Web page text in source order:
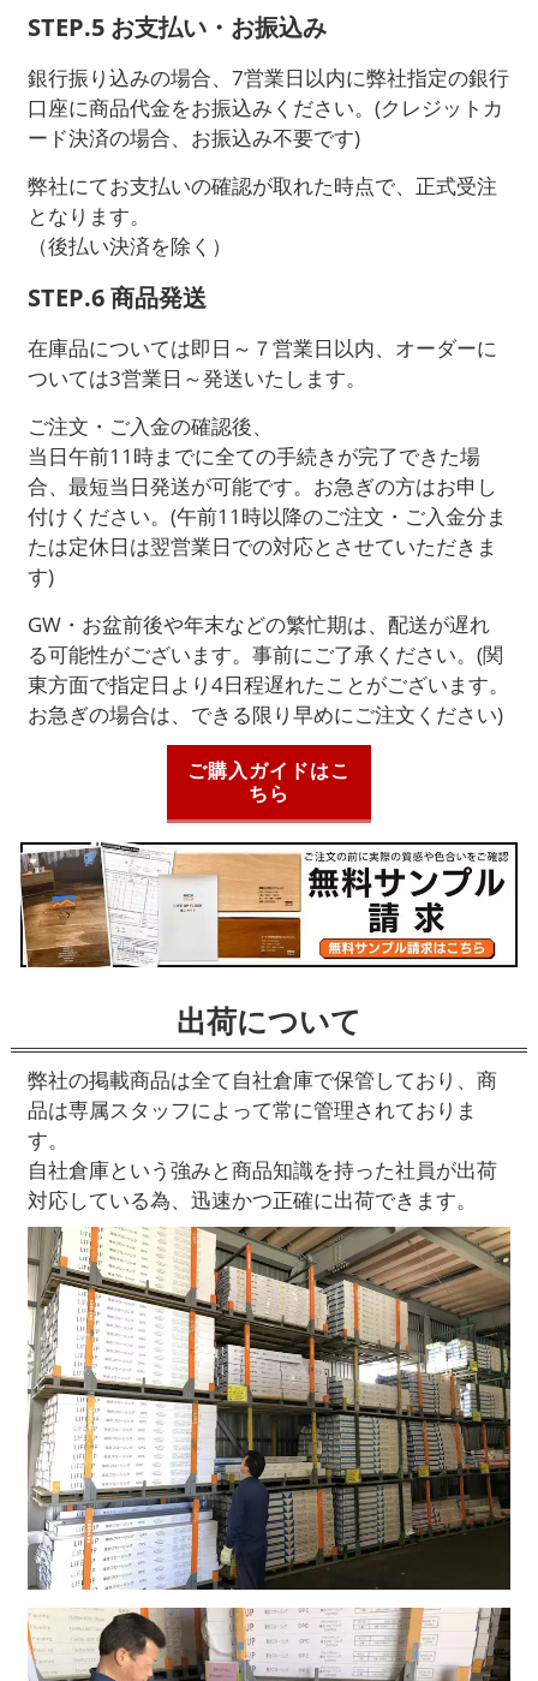
STEP.5 お支払い・お振込み
銀行振り込みの場合、7営業日以内に弊社指定の銀行
口座に商品代金をお振込みください。(クレジットカ
ード決済の場合、お振込み不要です)
弊社にてお支払いの確認が取れた時点で、正式受注
となります。
（後払い決済を除く）
STEP.6 商品発送
在庫品については即日～７営業日以内、オーダーに
ついては3営業日～発送いたします。
ご注文・ご入金の確認後、
当日午前11時までに全ての手続きが完了できた場
合、最短当日発送が可能です。お急ぎの方はお申し
付けください。(午前11時以降のご注文・ご入金分ま
たは定休日は翌営業日での対応とさせていただきま
す)
GW・お盆前後や年末などの繁忙期は、配送が遅れ
る可能性がございます。事前にご了承ください。(関
東方面で指定日より4日程遅れたことがございます。
お急ぎの場合は、できる限り早めにご注文ください)
ご購入ガイドはこ
ちら
出荷について
弊社の掲載商品は全て自社倉庫で保管しており、商
品は専属スタッフによって常に管理されておりま
す。
自社倉庫という強みと商品知識を持った社員が出荷
対応している為、迅速かつ正確に出荷できます。